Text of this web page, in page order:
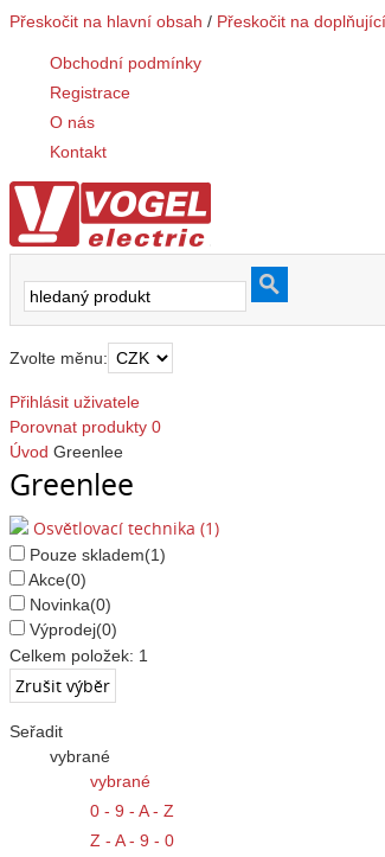
Přeskočit na hlavní obsah / Přeskočit na
Obchodní podmínky
Registrace
O nás
Kontakt
Zvolte měnu:
Přihlásit uživatele
Porovnat produkty 0
Úvod Greenlee
Greenlee
Osvětlovací technika (1)
Pouze skladem(1)
Akce(0)
Novinka(0)
Výprodej(0)
Celkem položek: 1
Seřadit
vybrané
vybrané
0 - 9 - A - Z
Z - A - 9 - 0